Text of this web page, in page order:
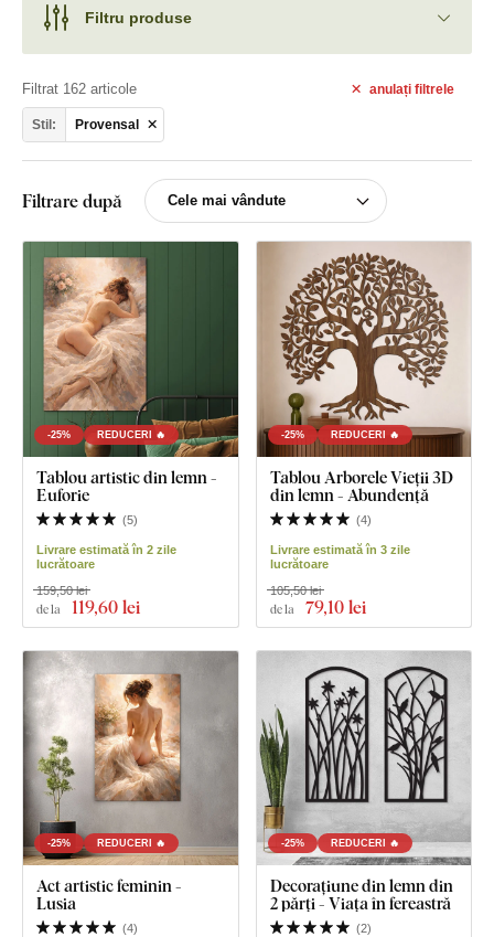
Filtru produse
anulați filtrele
Filtrat 162 articole
Stil: Provensal
Filtrare după
-25% REDUCERI 🔥
Tablou artistic din lemn -
Euforie
(5)
Livrare estimată în 2 zile
lucrătoare
de la 119,60 lei
159,50 lei
-25% REDUCERI 🔥
Tablou Arborele Vieții 3D
din lemn - Abundență
(4)
Livrare estimată în 3 zile
lucrătoare
de la 79,10 lei
105,50 lei
-25% REDUCERI 🔥
Act artistic feminin -
Lusia
(4)
-25% REDUCERI 🔥
Decorațiune din lemn din
2 părți - Viața în fereastră
(2)